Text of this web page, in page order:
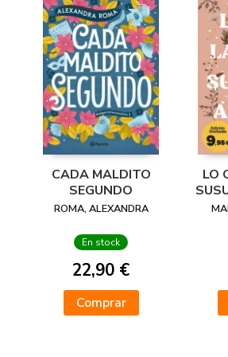
CADA MALDITO
SEGUNDO
ROMA, ALEXANDRA
En stock
22,90 €
Comprar
LO